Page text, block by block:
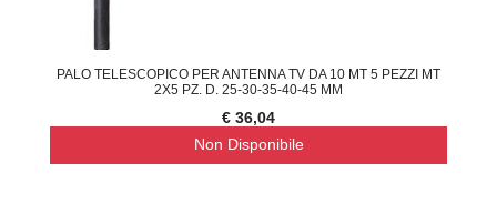
PALO TELESCOPICO PER ANTENNA TV DA 10 MT 5 PEZZI MT
2X5 PZ. D. 25-30-35-40-45 MM
€ 36,04
Non Disponibile